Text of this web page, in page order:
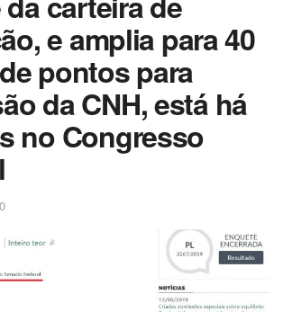
e amplia para 40
pontos para
da CNH, está há
no Congresso